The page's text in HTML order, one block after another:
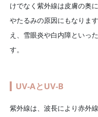
けでなく紫外線は皮膚の奥
やたるみの原因にもなりま
え、雪眼炎や白内障といっ
す。
UV-AとUV-B
紫外線は、波長により赤外